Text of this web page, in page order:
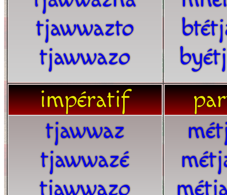
tjawwazto
tjawwazo
impératif
tjawwaz
tjawwazé
tjawwazo